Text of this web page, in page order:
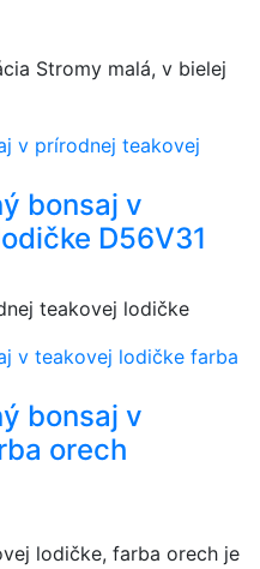
Stromy malá, v bielej
bonsaj v
D56V31
teakovej lodičke
bonsaj v
orech
lodičke, farba orech je